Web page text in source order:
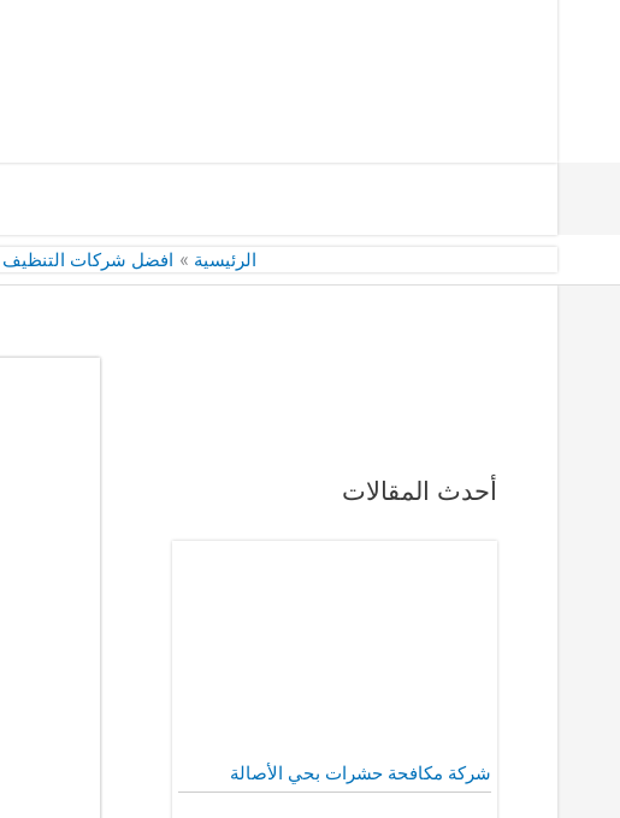
الرئيسية افضل شركات التنظيف
أحدث المقالات
شركة مكافحة حشرات بحي الأصالة